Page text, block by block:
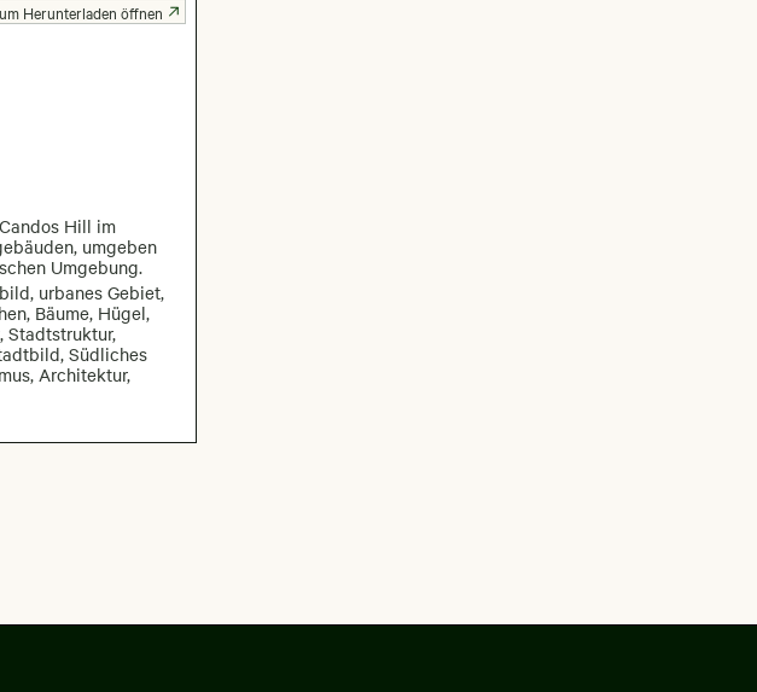
Hill im
umgeben
Umgebung.
urbanes Gebiet,
Bäume, Hügel,
Stadtstruktur,
Südliches
Architektur,
Herunterladen öffnen